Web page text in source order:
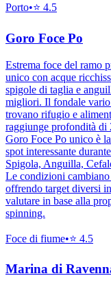
Porto•⭐ 4.5
Goro Foce Po
Estrema foce del ramo
unico con acque
spigole di taglia e
migliori. Il fondale vario
trovano rifugio e
raggiunge profondità di
Goro Foce Po unico è
spot interessante
Spigola, Anguilla,
Le condizioni
offrendo target diversi
valutare in base alla
spinning.
Foce di fiume•⭐ 4.5
Marina di